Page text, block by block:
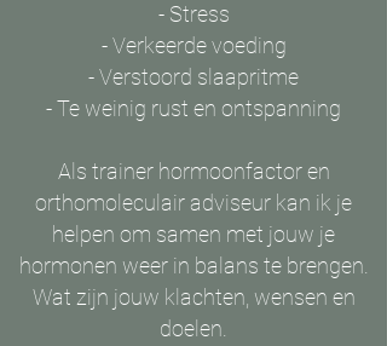
- Stress
- Verkeerde voeding
- Verstoord slaapritme
- Te weinig rust en ontspanning
Als trainer hormoonfactor en
orthomoleculair adviseur kan ik je
helpen om samen met jouw je
hormonen weer in balans te brengen.
Wat zijn jouw klachten, wensen en
doelen.